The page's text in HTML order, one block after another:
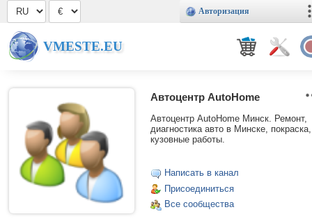
Авторизация
VMESTE.EU
Автоцентр AutoHome
Автоцентр AutoHome Минск. Ремонт,
диагностика авто в Минске, покраска,
кузовные работы.
Написать в канал
Присоединиться
Все сообщества